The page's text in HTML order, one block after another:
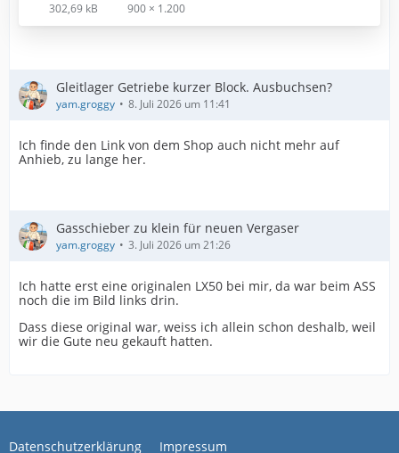
302,69 kB 900 × 1.200
Gleitlager Getriebe kurzer Block. Ausbuchsen?
yam.groggy 8. Juli 2026 um 11:41
Ich finde den Link von dem Shop auch nicht mehr auf
Anhieb, zu lange her.
Gasschieber zu klein für neuen Vergaser
yam.groggy 3. Juli 2026 um 21:26
Ich hatte erst eine originalen LX50 bei mir, da war beim ASS
noch die im Bild links drin.
Dass diese original war, weiss ich allein schon deshalb, weil
wir die Gute neu gekauft hatten.
Datenschutzerklärung Impressum